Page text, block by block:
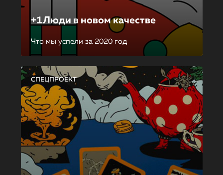
+1Люди в новом качестве
Что мы успели за 2020 год
СПЕЦПРОЕКТ